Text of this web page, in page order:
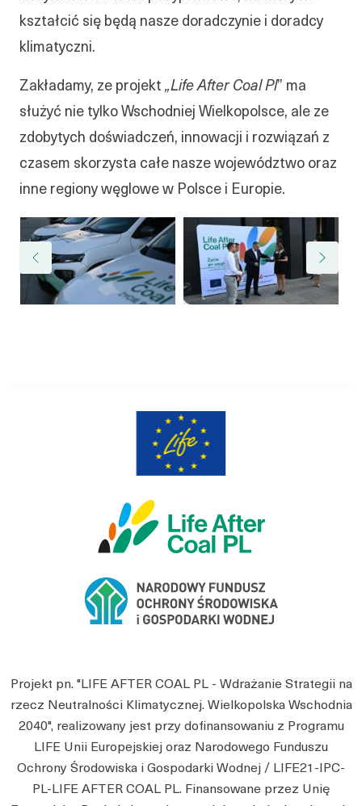
kształcić się będą nasze doradczynie i doradcy
klimatyczni.
Zakładamy, ze projekt „Life After Coal Pl” ma
służyć nie tylko Wschodniej Wielkopolsce, ale ze
zdobytych doświadczeń, innowacji i rozwiązań z
czasem skorzysta całe nasze województwo oraz
inne regiony węglowe w Polsce i Europie.
Projekt pn. "LIFE AFTER COAL PL - Wdrażanie Strategii na
rzecz Neutralności Klimatycznej. Wielkopolska Wschodnia
2040", realizowany jest przy dofinansowaniu z Programu
LIFE Unii Europejskiej oraz Narodowego Funduszu
Ochrony Środowiska i Gospodarki Wodnej / LIFE21-IPC-
PL-LIFE AFTER COAL PL. Finansowane przez Unię